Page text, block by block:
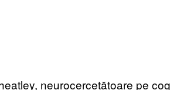
neurocercetătoare pe